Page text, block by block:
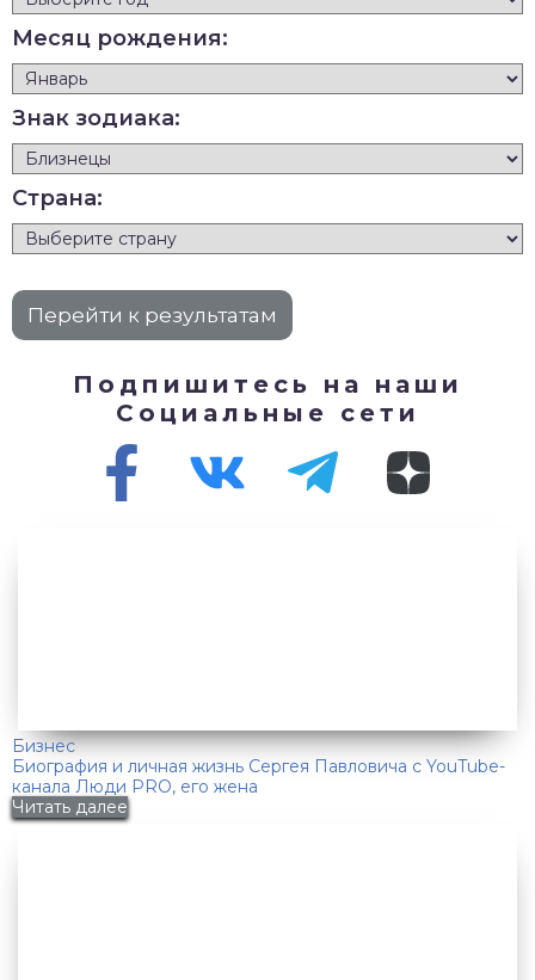
Месяц рождения:
Знак зодиака:
Страна:
Подпишитесь на наши
Социальные сети
Бизнес
Биография и личная жизнь Сергея Павловича с YouTube-
канала Люди PRO, его жена
Читать далее